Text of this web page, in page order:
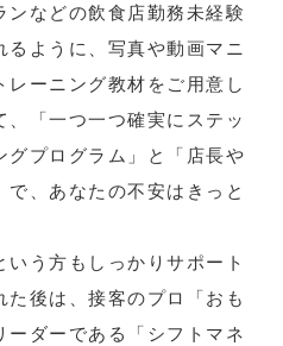
ンなどの飲食店勤務未経験
ように、写真や動画マニ
レーニング教材をご用意し
「一つ一つ確実にステッ
グプログラム」と「店長や
、あなたの不安はきっと
う方もしっかりサポート
た後は、接客のプロ「おも
ダーである「シフトマネ